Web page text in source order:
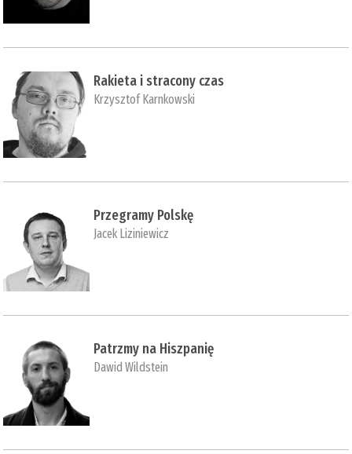
Rakieta i stracony czas
Krzysztof Karnkowski
Przegramy Polskę
Jacek Liziniewicz
Patrzmy na Hiszpanię
Dawid Wildstein